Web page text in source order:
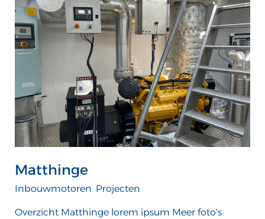
Matthinge
Inbouwmotoren Projecten
Overzicht Matthinge lorem ipsum Meer foto’s